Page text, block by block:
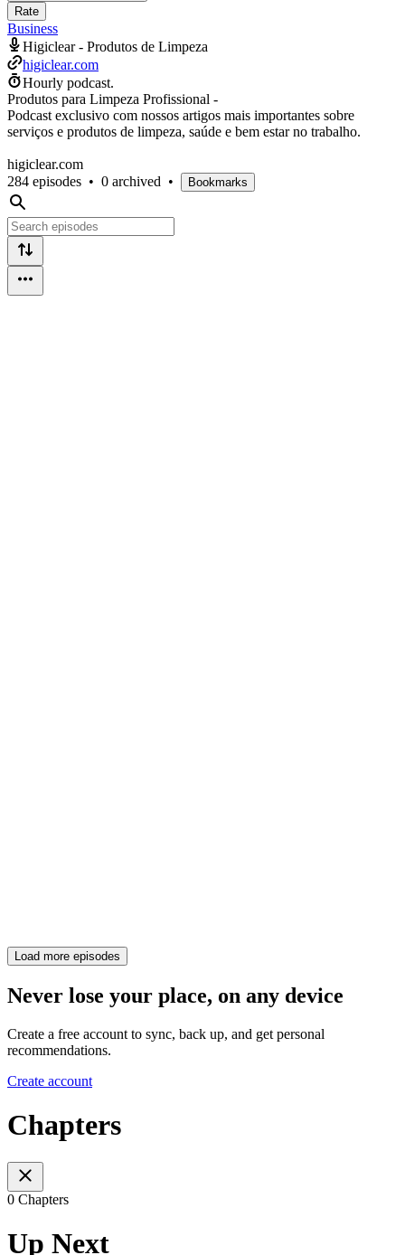
Rate
Business
Higiclear - Produtos de Limpeza
higiclear.com
Hourly podcast.
Produtos para Limpeza Profissional -
Podcast exclusivo com nossos artigos mais importantes sobre
serviços e produtos de limpeza, saúde e bem estar no trabalho.
higiclear.com
284 episodes • 0 archived • Bookmarks
Load more episodes
Never lose your place, on any device
Create a free account to sync, back up, and get personal
recommendations.
Create account
Chapters
0 Chapters
Up Next